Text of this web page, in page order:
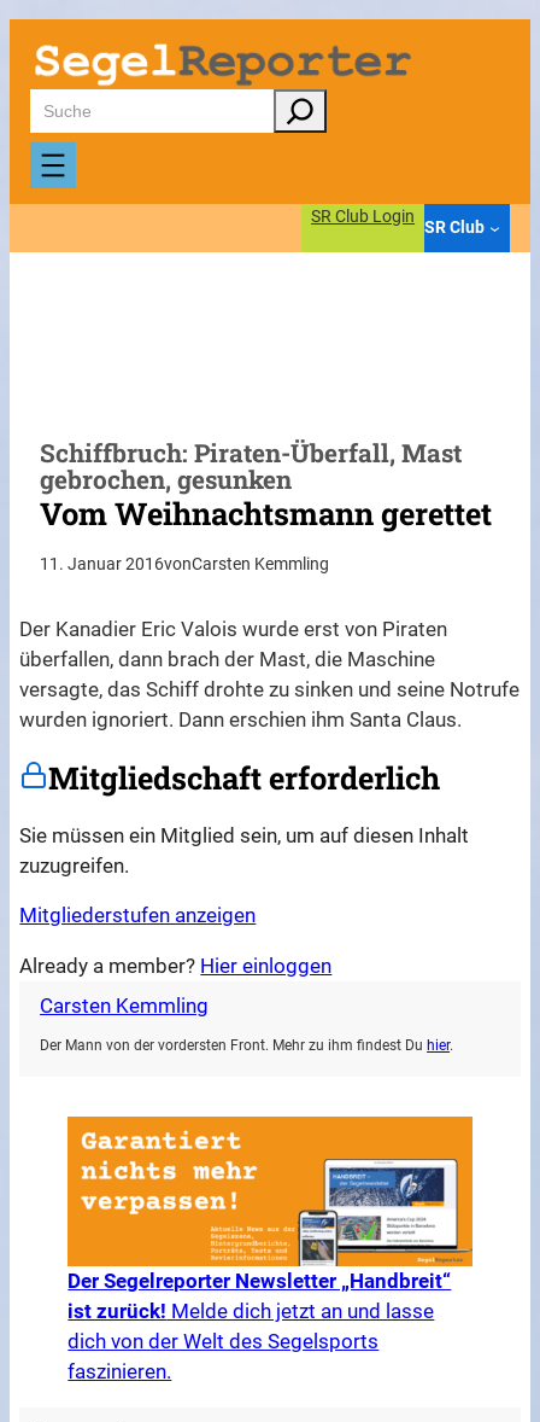
Zum
Inhalt
springen
Suchen
SR Club Login
SR Club
Schiffbruch: Piraten-Überfall, Mast
gebrochen, gesunken
Vom Weihnachtsmann gerettet
11. Januar 2016vonCarsten Kemmling
Der Kanadier Eric Valois wurde erst von Piraten
überfallen, dann brach der Mast, die Maschine
versagte, das Schiff drohte zu sinken und seine Notrufe
wurden ignoriert. Dann erschien ihm Santa Claus.
Mitgliedschaft erforderlich
Sie müssen ein Mitglied sein, um auf diesen Inhalt
zuzugreifen.
Mitgliederstufen anzeigen
Already a member? Hier einloggen
Carsten Kemmling
Der Mann von der vordersten Front. Mehr zu ihm findest Du hier.
Der Segelreporter Newsletter „Handbreit“
ist zurück! Melde dich jetzt an und lasse
dich von der Welt des Segelsports
faszinieren.